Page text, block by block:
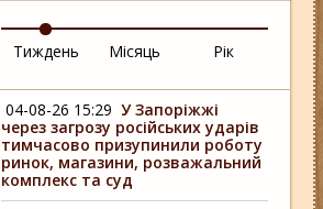
Тиждень Місяць Рік
04-08-26 15:29 У Запоріжжі
через загрозу російських ударів
тимчасово призупинили роботу
ринок, магазини, розважальний
комплекс та суд